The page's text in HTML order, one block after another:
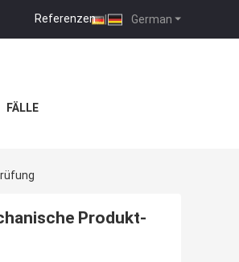
German
Referenzen |
FÄLLE
Produkt-